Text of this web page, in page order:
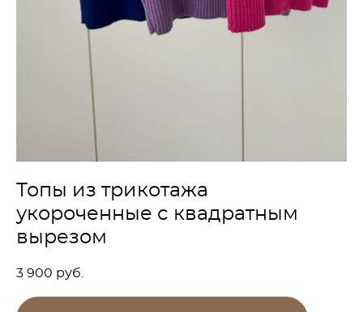
Топы из трикотажа
укороченные с квадратным
вырезом
3 900 pуб.